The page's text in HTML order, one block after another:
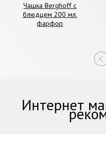
Чашка Berghoff с
блюдцем 200 мл.
фарфор
Интернет